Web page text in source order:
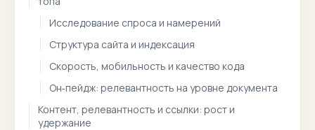
Исследование спроса и намерений
Структура сайта и индексация
Скорость, мобильность и качество кода
Он‑пейдж: релевантность на уровне документа
Контент, релевантность и ссылки: рост и
удержание